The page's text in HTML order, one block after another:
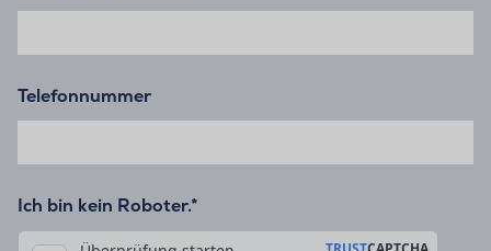
Telefonnummer
Ich bin kein Roboter.*